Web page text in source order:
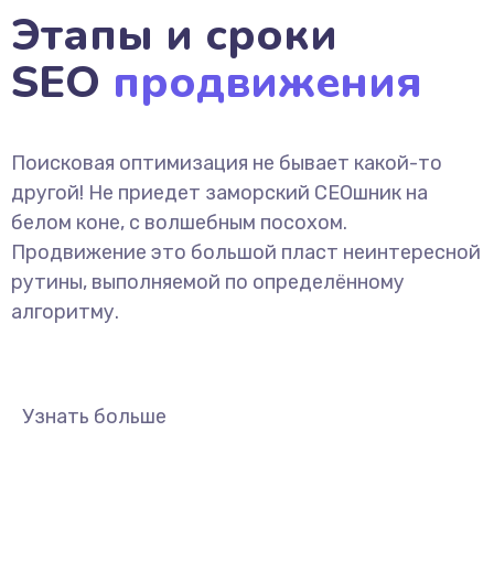
Этапы и сроки
SEO продвижения
Поисковая оптимизация не бывает какой-то
другой! Не приедет заморский СЕОшник на
белом коне, с волшебным посохом.
Продвижение это большой пласт неинтересной
рутины, выполняемой по определённому
алгоритму.
Узнать больше